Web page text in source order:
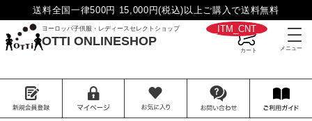
送料全国一律500円 15,000円(税込)以上ご購入で送料無料
ヨーロッパ子供服・レディースセレクトショップ
OTTI ONLINESHOP
__ITM_CNT__